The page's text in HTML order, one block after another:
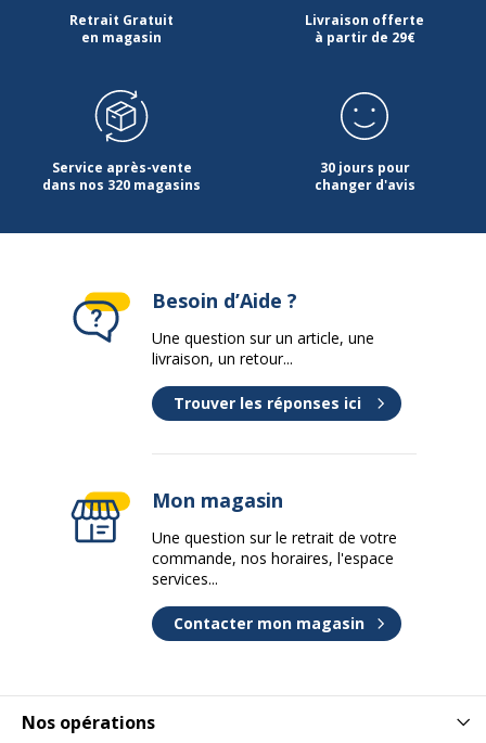
Retrait Gratuit
en magasin
Livraison offerte
à partir de 29€
Service après-vente
dans nos 320 magasins
30 jours pour
changer d'avis
Nos opérations
Besoin d’Aide ?
Une question sur un article, une
livraison, un retour...
Trouver les réponses ici
Mon magasin
Une question sur le retrait de votre
commande, nos horaires, l'espace
services...
Contacter mon magasin